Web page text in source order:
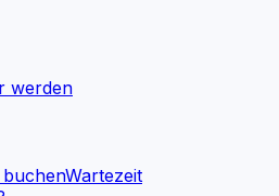
werden
Wartezeit